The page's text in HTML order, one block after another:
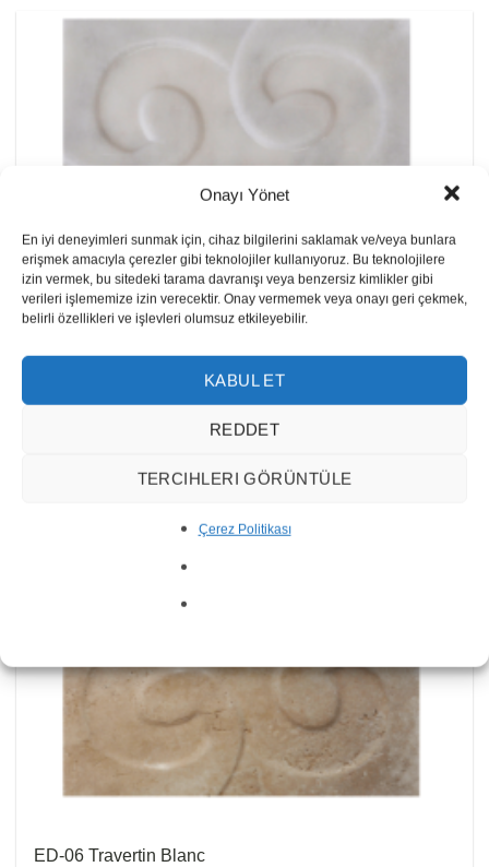
Onayı Yönet
En iyi deneyimleri sunmak için, cihaz bilgilerini saklamak ve/veya bunlara
erişmek amacıyla çerezler gibi teknolojiler kullanıyoruz. Bu teknolojilere
izin vermek, bu sitedeki tarama davranışı veya benzersiz kimlikler gibi
verileri işlememize izin verecektir. Onay vermemek veya onayı geri çekmek,
belirli özellikleri ve işlevleri olumsuz etkileyebilir.
KABUL ET
REDDET
TERCIHLERI GÖRÜNTÜLE
Çerez Politikası
ED-06 Marbre Blanc d’Afyon
ED-06 Travertin Blanc